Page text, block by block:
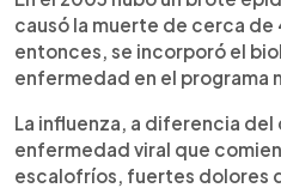
causó la muerte de cerca
entonces, se incorporó el
enfermedad en el programa
La influenza, a diferencia del
enfermedad viral que
escalofríos, fuertes dolores